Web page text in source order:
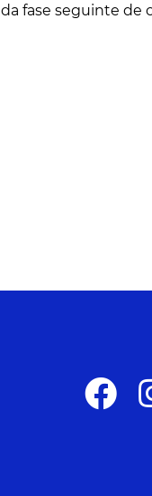
fase seguinte de